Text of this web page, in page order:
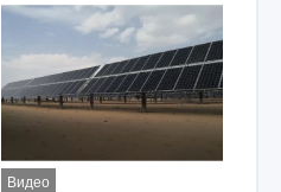
Видео